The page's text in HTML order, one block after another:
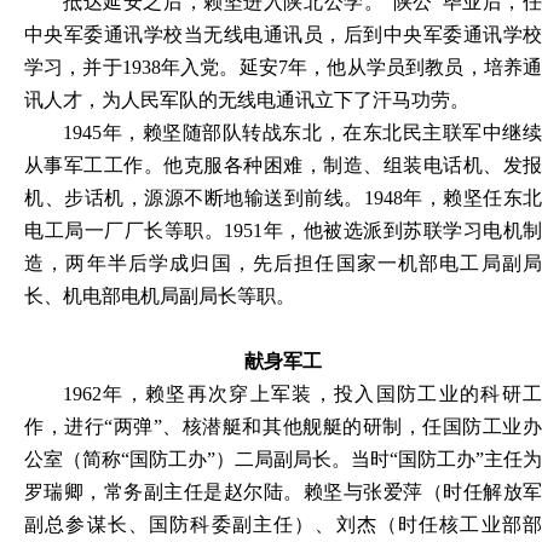
中央军委通讯学校当无线电通讯员，后到中央军委通讯学校
学习，并于1938年入党。延安7年，他从学员到教员，培养通
讯人才，为人民军队的无线电通讯立下了汗马功劳。
1945年，赖坚随部队转战东北，在东北民主联军中继续
从事军工工作。他克服各种困难，制造、组装电话机、发报
机、步话机，源源不断地输送到前线。1948年，赖坚任东北
电工局一厂厂长等职。1951年，他被选派到苏联学习电机制
造，两年半后学成归国，先后担任国家一机部电工局副局
长、机电部电机局副局长等职。
献身军工
1962年，赖坚再次穿上军装，投入国防工业的科研工
作，进行“两弹”、核潜艇和其他舰艇的研制，任国防工业办
公室（简称“国防工办”）二局副局长。当时“国防工办”主任为
罗瑞卿，常务副主任是赵尔陆。赖坚与张爱萍（时任解放军
副总参谋长、国防科委副主任）、刘杰（时任核工业部部